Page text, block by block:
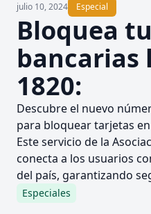
julio 10, 2024 Especial
Bloquea
bancarias
1820:
Descubre el nuevo
para bloquear tarjetas
Este servicio de la
conecta a los usuarios
del país, garantizando
Especiales